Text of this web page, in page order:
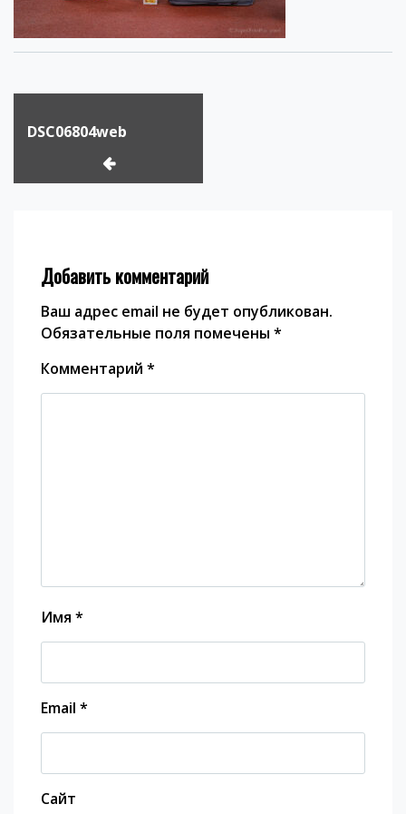
поDSC06804web
Добавить комментарий
Ваш адрес email не будет опубликован.
Обязательные поля помечены *
Комментарий *
Имя *
Email *
Сайт